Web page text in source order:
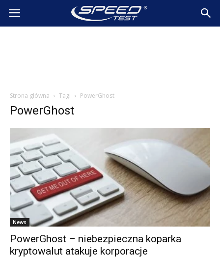
SpeedTest.pl
Strona główna Tagi PowerGhost
PowerGhost
News
PowerGhost – niebezpieczna koparka
kryptowalut atakuje korporacje